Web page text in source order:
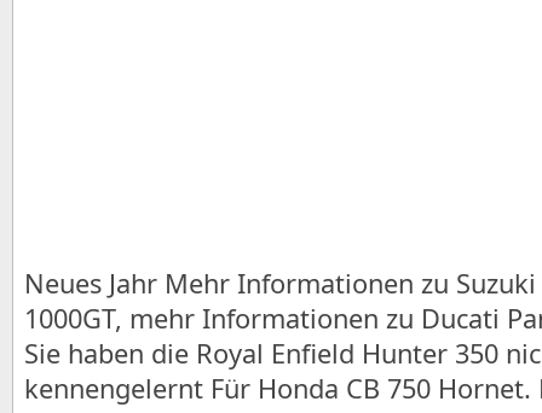
Neues Jahr Mehr Informationen zu Suzuki
1000GT, mehr Informationen zu Ducati
Sie haben die Royal Enfield Hunter 350
kennengelernt Für Honda CB 750 Hornet.